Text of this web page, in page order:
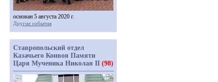
основан 5 августа 2020 г.
Другие события
Ставропольский отдел
Казачьего Конвоя Памяти
Царя Мученика Николая II (98)